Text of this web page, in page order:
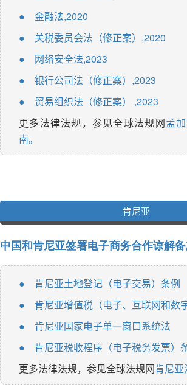
● 金融法,2020
● 关税委员会法（修正案）,2020
● 网络安全法,2023
● 银行公司法（修正案）,2023
●
贸易组织法（修正案） ,2023
更多法律法规，参见全球法规网孟
南。
肯尼亚
中国和肯尼亚签署电子商务合作谅解
● 肯尼亚土地登记（电子交易）条例
● 肯尼亚增值税（电子、互联网和数
● 肯尼亚国家电子单一窗口系统法
●
肯尼亚税收程序（电子税务发票）
更多法律法规，参见全球法规网肯尼亚